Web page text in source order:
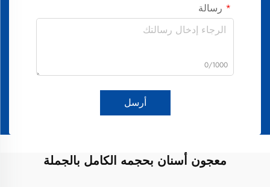
رسالة
0/1000
أرسل
معجون أسنان بحجمه الكامل بالجملة